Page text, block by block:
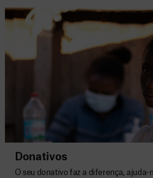
Donativos
O seu donativo faz a diferença, ajuda-